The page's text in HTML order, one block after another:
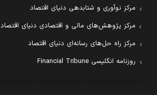
مرکز نوآوری و شتابدهی دنیای اقتصاد
مرکز پژوهش‌های مالی و اقتصادی دنیای اقتصاد
مرکز راه حل‌های رسانه‌ای دنیای اقتصاد
روزنامه انگلیسی Financial Tribune